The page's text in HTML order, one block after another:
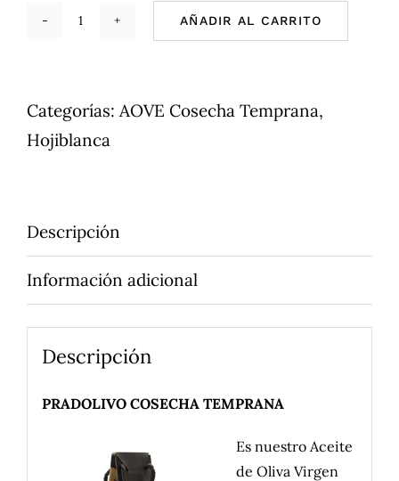
Temprana
Hojiblanca
AÑADIR AL CARRITO
Categorías: AOVE Cosecha Temprana,
Hojiblanca
Descripción
Información adicional
Descripción
PRADOLIVO COSECHA TEMPRANA
Es nuestro Aceite
de Oliva Virgen